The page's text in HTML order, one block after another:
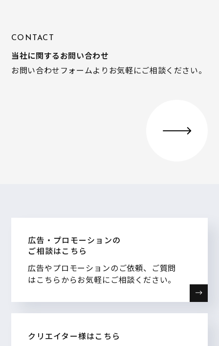
CONTACT
当社に関するお問い合わせ
お問い合わせフォームよりお気軽にご相談ください。
広告・プロモーションの
ご相談はこちら
広告やプロモーションのご依頼、ご質問
はこちらからお気軽にご相談ください。
クリエイター様はこちら